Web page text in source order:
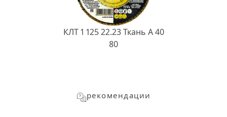
КЛТ 1 125 22.23 Ткань A 40
80
рекомендации